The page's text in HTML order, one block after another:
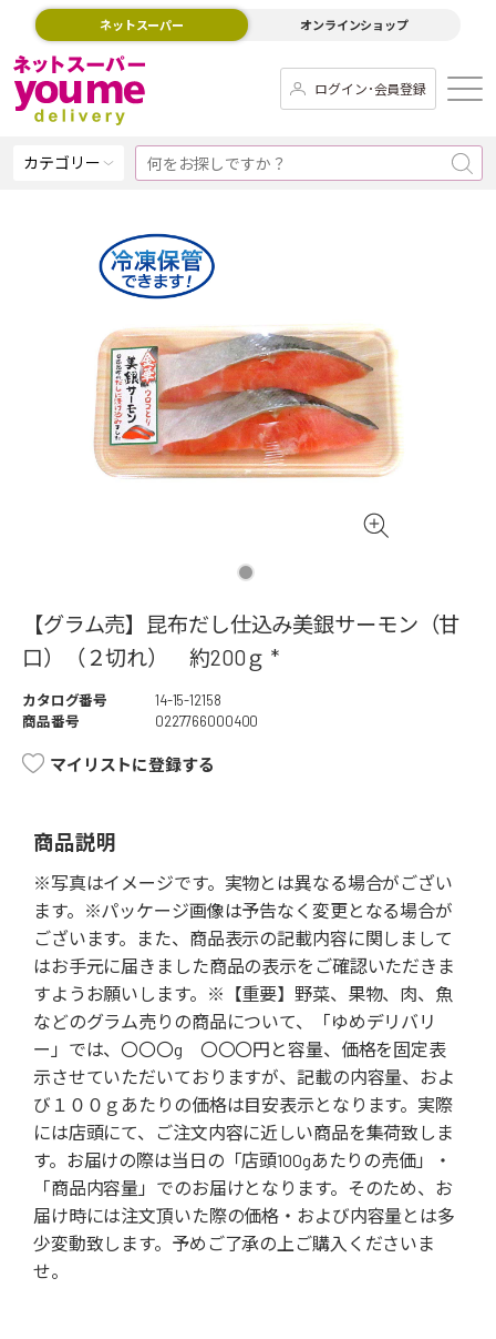
ネットスーパー オンラインショップ
ログイン･会員登録
カテゴリー
【グラム売】昆布だし仕込み美銀サーモン（甘
口）（２切れ） 約200ｇ *
カタログ番号
14-15-12158
商品番号
0227766000400
マイリストに登録する
商品説明
※写真はイメージです。実物とは異なる場合がござい
ます。※パッケージ画像は予告なく変更となる場合が
ございます。また、商品表示の記載内容に関しまして
はお手元に届きました商品の表示をご確認いただきま
すようお願いします。※【重要】野菜、果物、肉、魚
などのグラム売りの商品について、「ゆめデリバリ
ー」では、〇〇〇g 〇〇〇円と容量、価格を固定表
示させていただいておりますが、記載の内容量、およ
び１００ｇあたりの価格は目安表示となります。実際
には店頭にて、ご注文内容に近しい商品を集荷致しま
す。お届けの際は当日の「店頭100gあたりの売価」・
「商品内容量」でのお届けとなります。そのため、お
届け時には注文頂いた際の価格・および内容量とは多
少変動致します。予めご了承の上ご購入くださいま
せ。